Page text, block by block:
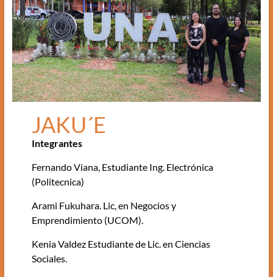
JAKU´E
Integrantes
Fernando Viana, Estudiante Ing. Electrónica
(Politecnica)
Arami Fukuhara. Lic, en Negocios y
Emprendimiento (UCOM).
Kenia Valdez Estudiante de Lic. en Ciencias
Sociales.